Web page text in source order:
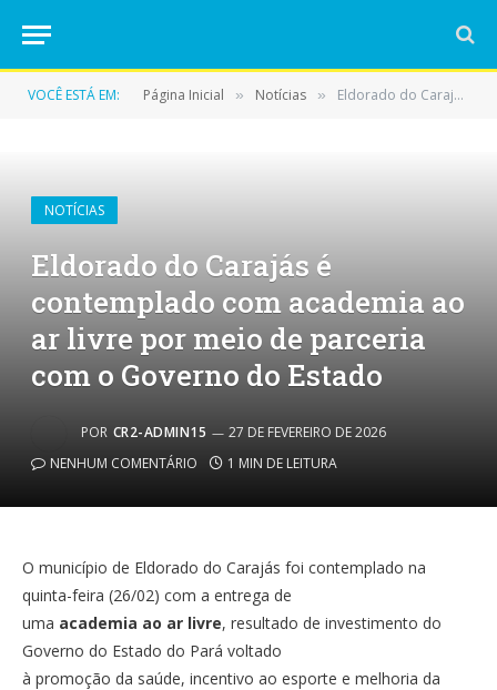
VOCÊ ESTÁ EM: Página Inicial » Notícias » Eldorado do Carajás é contemplado com academia ao ar livre por meio de parceria com o Governo do Estado
NOTÍCIAS
Eldorado do Carajás é
contemplado com academia ao
ar livre por meio de parceria
com o Governo do Estado
POR CR2-ADMIN15
27 DE FEVEREIRO DE 2026
NENHUM COMENTÁRIO
1 MIN DE LEITURA
O município de Eldorado do Carajás foi contemplado na
quinta-feira (26/02) com a entrega de
uma academia ao ar livre, resultado de investimento do
Governo do Estado do Pará voltado
à promoção da saúde, incentivo ao esporte e melhoria da